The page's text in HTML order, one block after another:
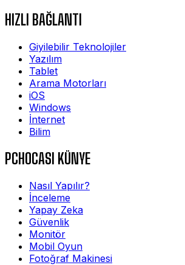
HIZLI BAĞLANTI
Giyilebilir Teknolojiler
Yazılım
Tablet
Arama Motorları
iOS
Windows
İnternet
Bilim
PCHOCASI KÜNYE
Nasıl Yapılır?
İnceleme
Yapay Zeka
Güvenlik
Monitör
Mobil Oyun
Fotoğraf Makinesi